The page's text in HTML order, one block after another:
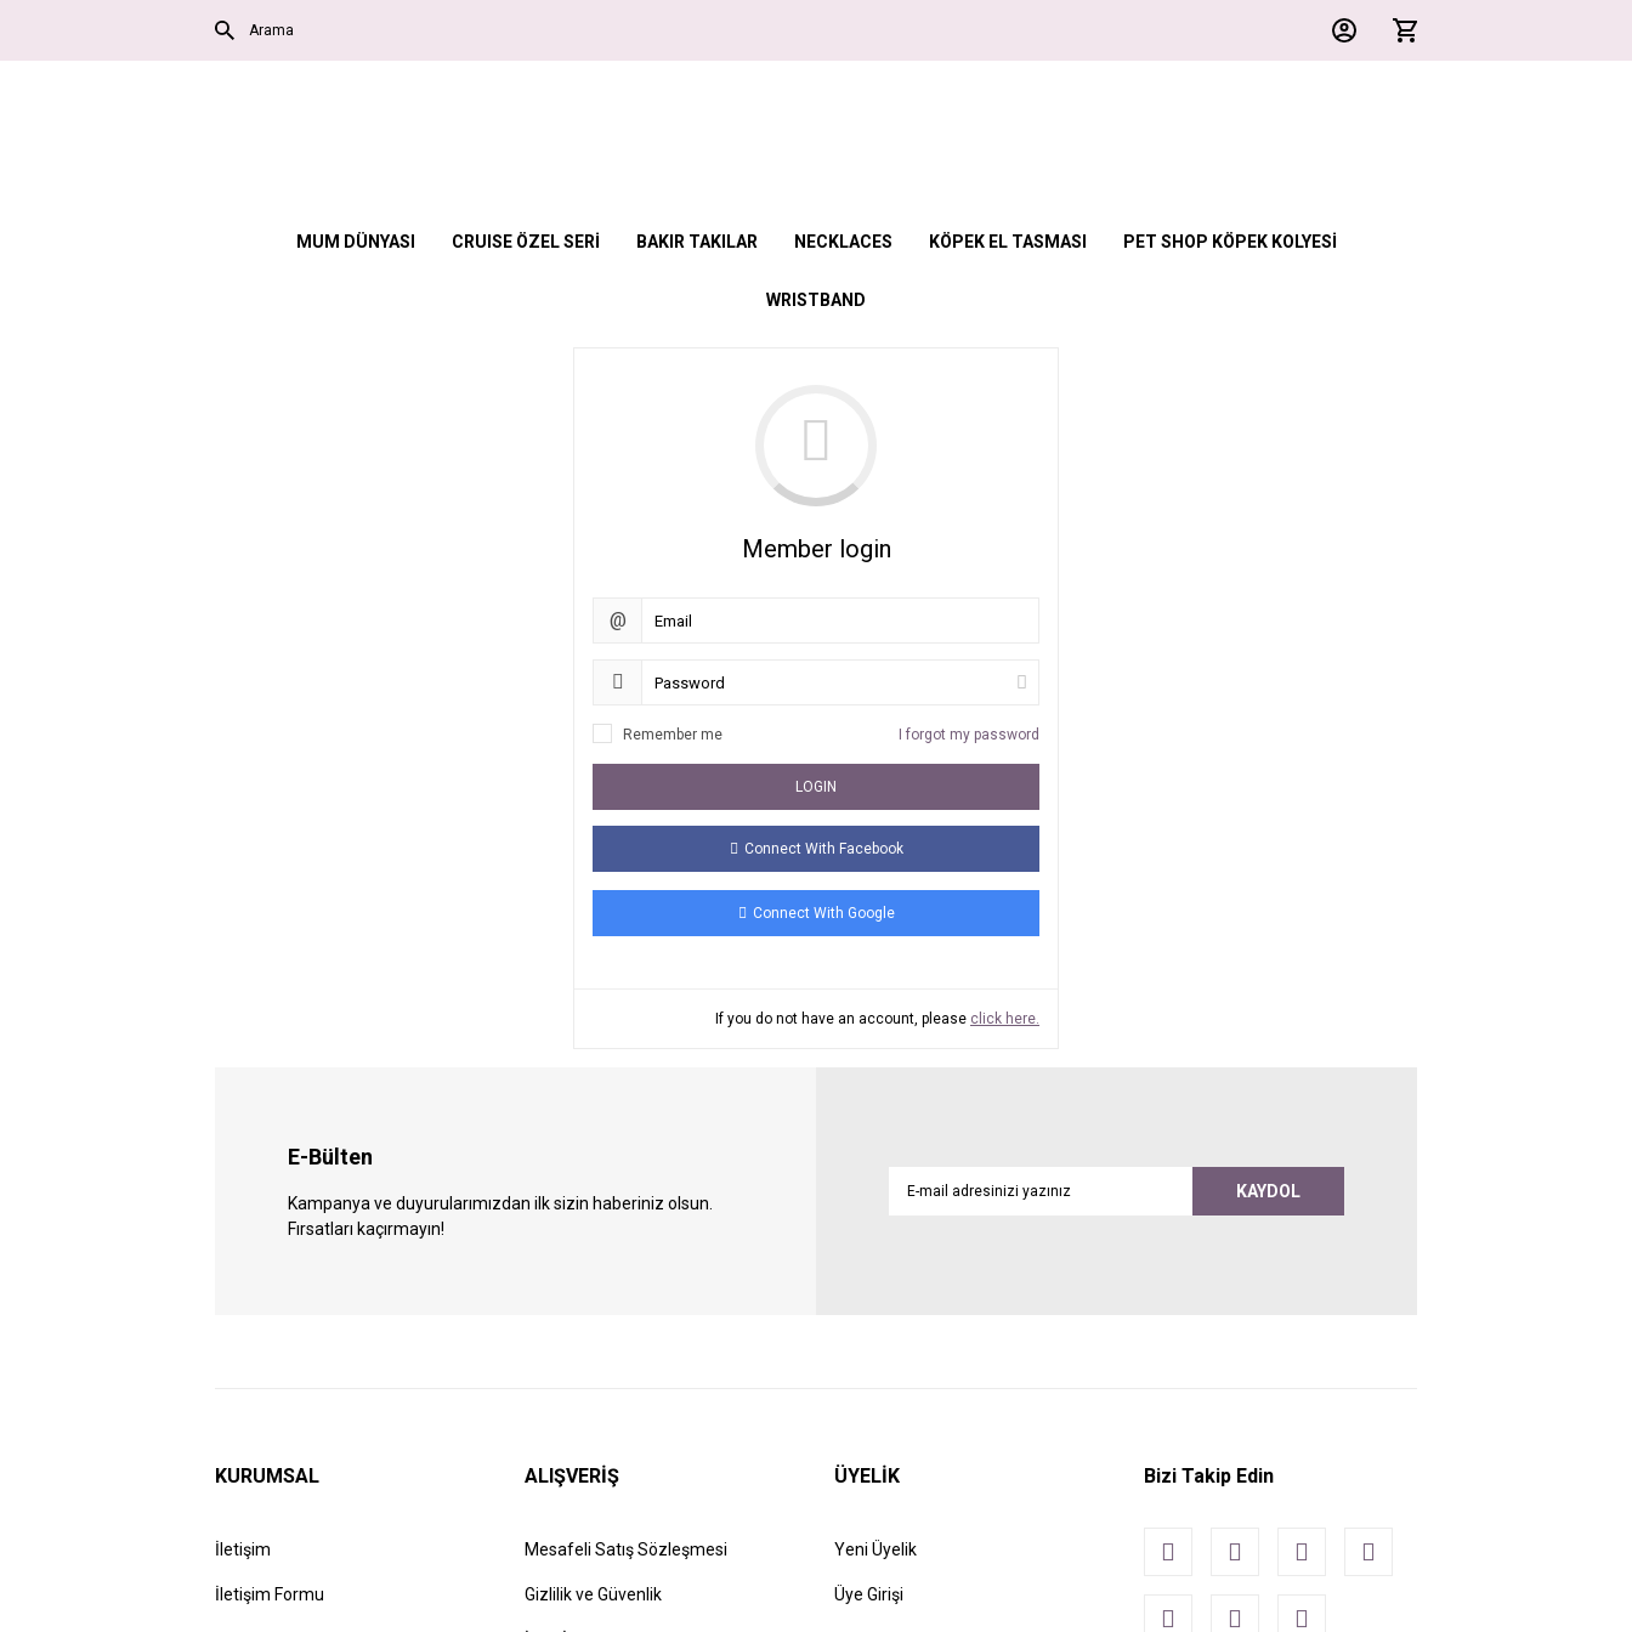
MUM DÜNYASI CRUISE ÖZEL SERİ BAKIR TAKILAR NECKLACES KÖPEK EL TASMASI PET SHOP KÖPEK KOLYESİ
WRISTBAND
Member login
@
Remember me I forgot my password
LOGIN
Connect With Facebook
Connect With Google
If you do not have an account, please click here.
E-Bülten
Kampanya ve duyurularımızdan ilk sizin haberiniz olsun.
Fırsatları kaçırmayın!
KAYDOL
KURUMSAL
İletişim
İletişim Formu
ALIŞVERİŞ
Mesafeli Satış Sözleşmesi
Gizlilik ve Güvenlik
ÜYELİK
Yeni Üyelik
Üye Girişi
Bizi Takip Edin